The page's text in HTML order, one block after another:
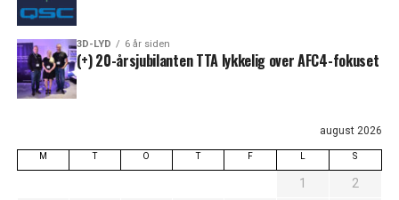
3D-LYD 6 år siden
(+) 20-årsjubilanten TTA lykkelig over AFC4-fokuset
august 2026
M T O T F S
1
2